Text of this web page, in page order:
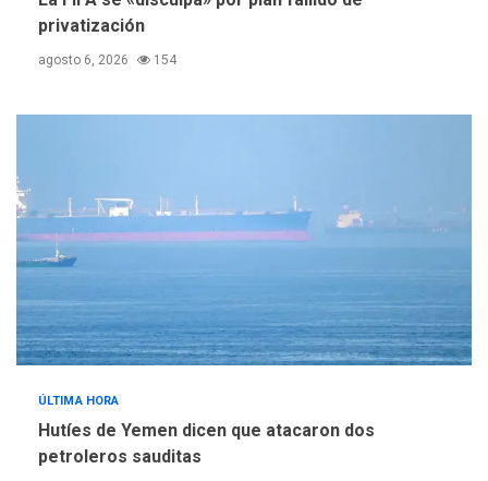
privatización
agosto 6, 2026 154
ÚLTIMA HORA
Hutíes de Yemen dicen que atacaron dos
petroleros sauditas